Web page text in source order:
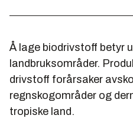
Å lage biodrivstoff betyr
landbruksområder.
drivstoff forårsaker
regnskogområder og
tropiske land.